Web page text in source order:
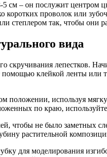
см – он послужит
проволок или
степлером так, чтобы они
вида
лепестков.
помощью клейкой ленты
положении, используя
по краю,
чтобы не было заметных
растительной
для моделирования